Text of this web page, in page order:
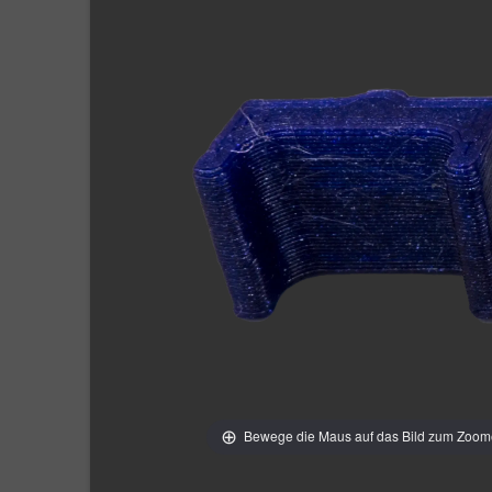
Bewege die Maus auf das Bild zum